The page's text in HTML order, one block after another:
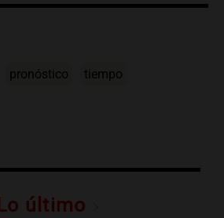
pronóstico tiempo
Lo último